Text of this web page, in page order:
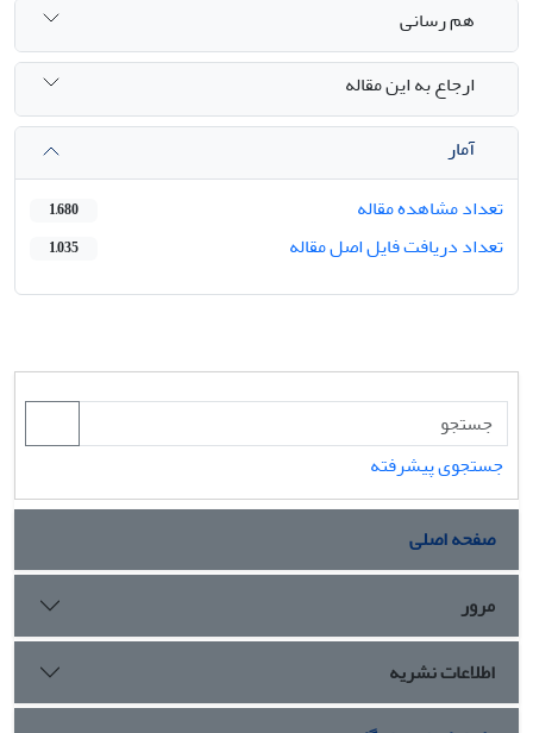
هم رسانی
ارجاع به این مقاله
آمار
تعداد مشاهده مقاله
1,680
تعداد دریافت فایل اصل مقاله 1,035
جستجوی پیشرفته
صفحه اصلی
مرور
اطلاعات نشریه